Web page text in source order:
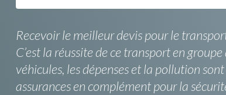
Recevoir le meilleur devis pour le
C’est la réussite de ce transport en
véhicules, les dépenses et la pollution
assurances en complément pour la